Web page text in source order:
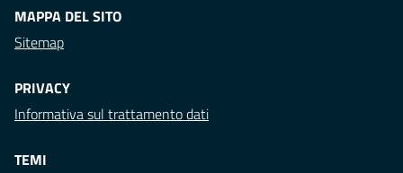
MAPPA DEL SITO
Sitemap
PRIVACY
Informativa sul trattamento dati
TEMI